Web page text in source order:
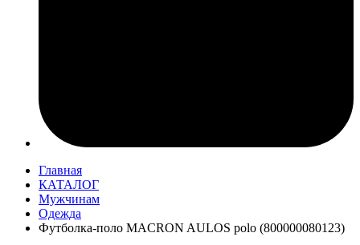
Главная
КАТАЛОГ
Мужчинам
Одежда
Футболка-поло MACRON AULOS polo (800000080123)